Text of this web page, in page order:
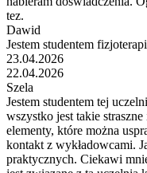
tez.
Dawid
Jestem studentem
23.04.2026
22.04.2026
Szela
Jestem studentem tej
wszystko jest takie
elementy, które można
kontakt z wykładowcami.
praktycznych. Ciekawi